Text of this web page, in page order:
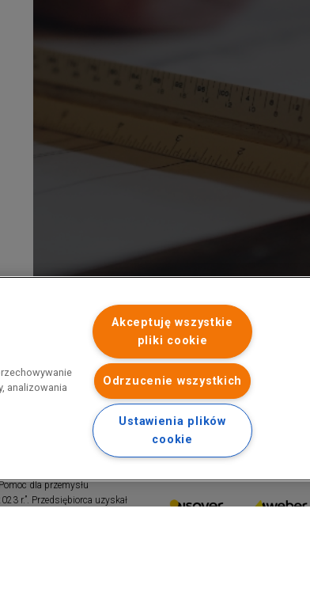
dla przemysłu
r.”. Przedsiębiorca uzyskał
analizowania
Akceptuję wszystkie
pliki cookie
Odrzucenie wszystkich
Ustawienia plików
cookie